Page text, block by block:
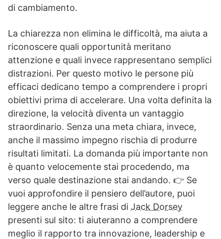
di cambiamento.
La chiarezza non elimina le difficoltà, ma aiuta a
riconoscere quali opportunità meritano
attenzione e quali invece rappresentano semplici
distrazioni. Per questo motivo le persone più
efficaci dedicano tempo a comprendere i propri
obiettivi prima di accelerare. Una volta definita la
direzione, la velocità diventa un vantaggio
straordinario. Senza una meta chiara, invece,
anche il massimo impegno rischia di produrre
risultati limitati. La domanda più importante non
è quanto velocemente stai procedendo, ma
verso quale destinazione stai andando. 👉 Se
vuoi approfondire il pensiero dell’autore, puoi
leggere anche le altre frasi di Jack Dorsey
presenti sul sito: ti aiuteranno a comprendere
meglio il rapporto tra innovazione, leadership e